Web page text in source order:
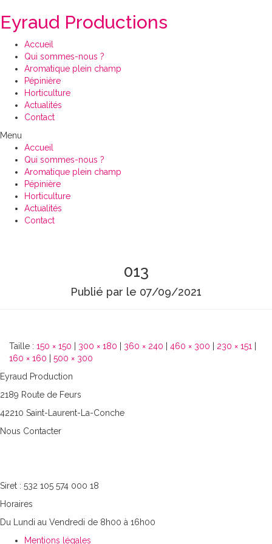
Eyraud Productions
Accueil
Qui sommes-nous ?
Aromatique plein champ
Pépinière
Horticulture
Actualités
Contact
Menu
Accueil
Qui sommes-nous ?
Aromatique plein champ
Pépinière
Horticulture
Actualités
Contact
013
Publié par le 07/09/2021
Taille : 150 × 150 300 × 180 360 × 240 460 × 300 230 × 151
160 × 160
500 × 300
Eyraud Production
2189 Route de Feurs
42210 Saint-Laurent-La-Conche
Nous Contacter
Siret : 532 105 574 000 18
Horaires
Du Lundi au Vendredi de 8h00 à 16h00
Mentions légales